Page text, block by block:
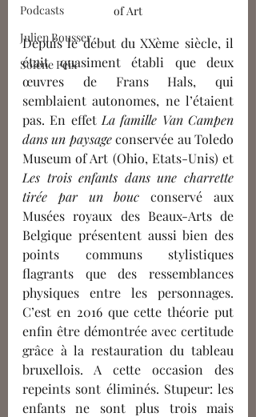
Podcasts
Julien Bousser
Solène Feix
of Art
Depuis le début du XXème siècle, il
était quasiment établi que deux
œuvres de Frans Hals, qui
semblaient autonomes, ne l’étaient
pas. En effet La famille Van Campen
dans un paysage conservée au Toledo
Les trois enfants dans une charrette
tirée par un bouc conservé aux
Musées royaux des Beaux-Arts de
Belgique présentent aussi bien des
points communs stylistiques
flagrants que des ressemblances
physiques entre les personnages.
C’est en 2016 que cette théorie put
enfin être démontrée avec certitude
grâce à la restauration du tableau
bruxellois. A cette occasion des
repeints sont éliminés. Stupeur: les
enfants ne sont plus trois mais